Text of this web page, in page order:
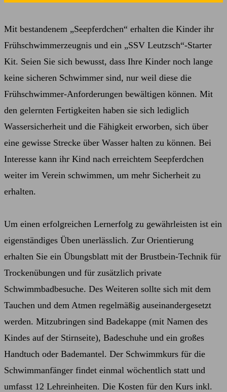
Mit bestandenem „Seepferdchen“ erhalten die Kinder ihr
Frühschwimmerzeugnis und ein „SSV Leutzsch“-Starter
Kit. Seien Sie sich bewusst, dass Ihre Kinder noch lange
keine sicheren Schwimmer sind, nur weil diese die
Frühschwimmer-Anforderungen bewältigen können. Mit
den gelernten Fertigkeiten haben sie sich lediglich
Wassersicherheit und die Fähigkeit erworben, sich über
eine gewisse Strecke über Wasser halten zu können. Bei
Interesse kann ihr Kind nach erreichtem Seepferdchen
weiter im Verein schwimmen, um mehr Sicherheit zu
erhalten.
Um einen erfolgreichen Lernerfolg zu gewährleisten ist ein
eigenständiges Üben unerlässlich. Zur Orientierung
erhalten Sie ein Übungsblatt mit der Brustbein-Technik für
Trockenübungen und für zusätzlich private
Schwimmbadbesuche. Des Weiteren sollte sich mit dem
Tauchen und dem Atmen regelmäßig auseinandergesetzt
werden. Mitzubringen sind Badekappe (mit Namen des
Kindes auf der Stirnseite), Badeschuhe und ein großes
Handtuch oder Bademantel. Der Schwimmkurs für die
Schwimmanfänger findet einmal wöchentlich statt und
umfasst 12 Lehreinheiten. Die Kosten für den Kurs inkl.